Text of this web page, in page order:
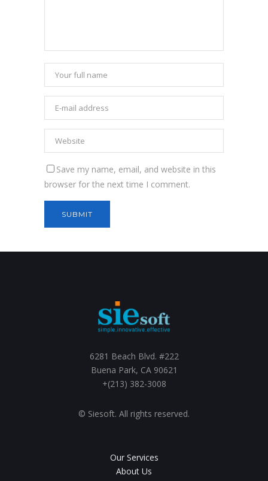
Save my name, email, and website in this
browser for the next time I comment.
6281 Beach Blvd. #222
Buena Park, CA 90621
+(213) 382-3008
© Siesoft. All rights reserved.
Our Services
About Us